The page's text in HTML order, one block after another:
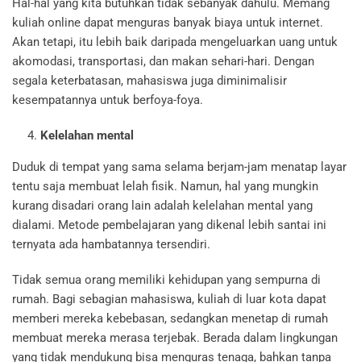
Hal-hal yang kita butuhkan tidak sebanyak dahulu. Memang
kuliah online dapat menguras banyak biaya untuk internet.
Akan tetapi, itu lebih baik daripada mengeluarkan uang untuk
akomodasi, transportasi, dan makan sehari-hari. Dengan
segala keterbatasan, mahasiswa juga diminimalisir
kesempatannya untuk berfoya-foya.
Kelelahan mental
Duduk di tempat yang sama selama berjam-jam menatap layar
tentu saja membuat lelah fisik. Namun, hal yang mungkin
kurang disadari orang lain adalah kelelahan mental yang
dialami. Metode pembelajaran yang dikenal lebih santai ini
ternyata ada hambatannya tersendiri.
Tidak semua orang memiliki kehidupan yang sempurna di
rumah. Bagi sebagian mahasiswa, kuliah di luar kota dapat
memberi mereka kebebasan, sedangkan menetap di rumah
membuat mereka merasa terjebak. Berada dalam lingkungan
yang tidak mendukung bisa menguras tenaga, bahkan tanpa